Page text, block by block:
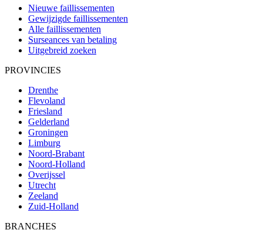
Nieuwe faillissementen
Gewijzigde faillissementen
Alle faillissementen
Surseances van betaling
Uitgebreid zoeken
PROVINCIES
Drenthe
Flevoland
Friesland
Gelderland
Groningen
Limburg
Noord-Brabant
Noord-Holland
Overijssel
Utrecht
Zeeland
Zuid-Holland
BRANCHES